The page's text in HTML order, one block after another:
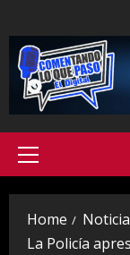
to
content
Primary
Home
La Policía